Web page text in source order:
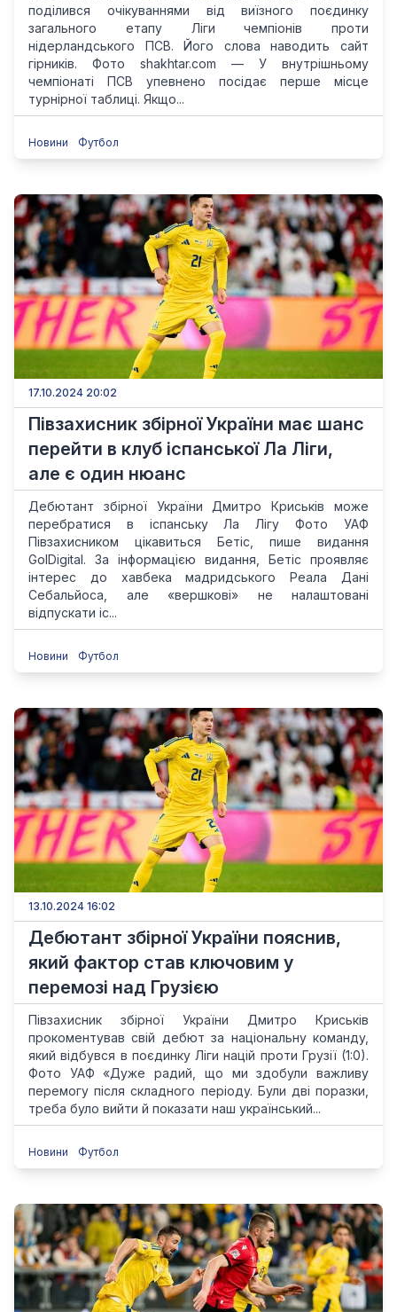
поділився очікуваннями від виїзного поєдинку
загального етапу Ліги чемпіонів проти
нідерландського ПСВ. Його слова наводить сайт
гірників. Фото shakhtar.com — У внутрішньому
чемпіонаті ПСВ упевнено посідає перше місце
турнірної таблиці. Якщо...
Новини Футбол
17.10.2024 20:02
Півзахисник збірної України має шанс
перейти в клуб іспанської Ла Ліги,
але є один нюанс
Дебютант збірної України Дмитро Криськів може
перебратися в іспанську Ла Лігу Фото УАФ
Півзахисником цікавиться Бетіс, пише видання
GolDigital. За інформацією видання, Бетіс проявляє
інтерес до хавбека мадридського Реала Дані
Себальйоса, але «вершкові» не налаштовані
відпускати іс...
Новини Футбол
13.10.2024 16:02
Дебютант збірної України пояснив,
який фактор став ключовим у
перемозі над Грузією
Півзахисник збірної України Дмитро Криськів
прокоментував свій дебют за національну команду,
який відбувся в поєдинку Ліги націй проти Грузії (1:0).
Фото УАФ «Дуже радий, що ми здобули важливу
перемогу після складного періоду. Були дві поразки,
треба було вийти й показати наш український...
Новини Футбол